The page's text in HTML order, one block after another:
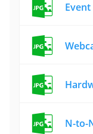
N-to-